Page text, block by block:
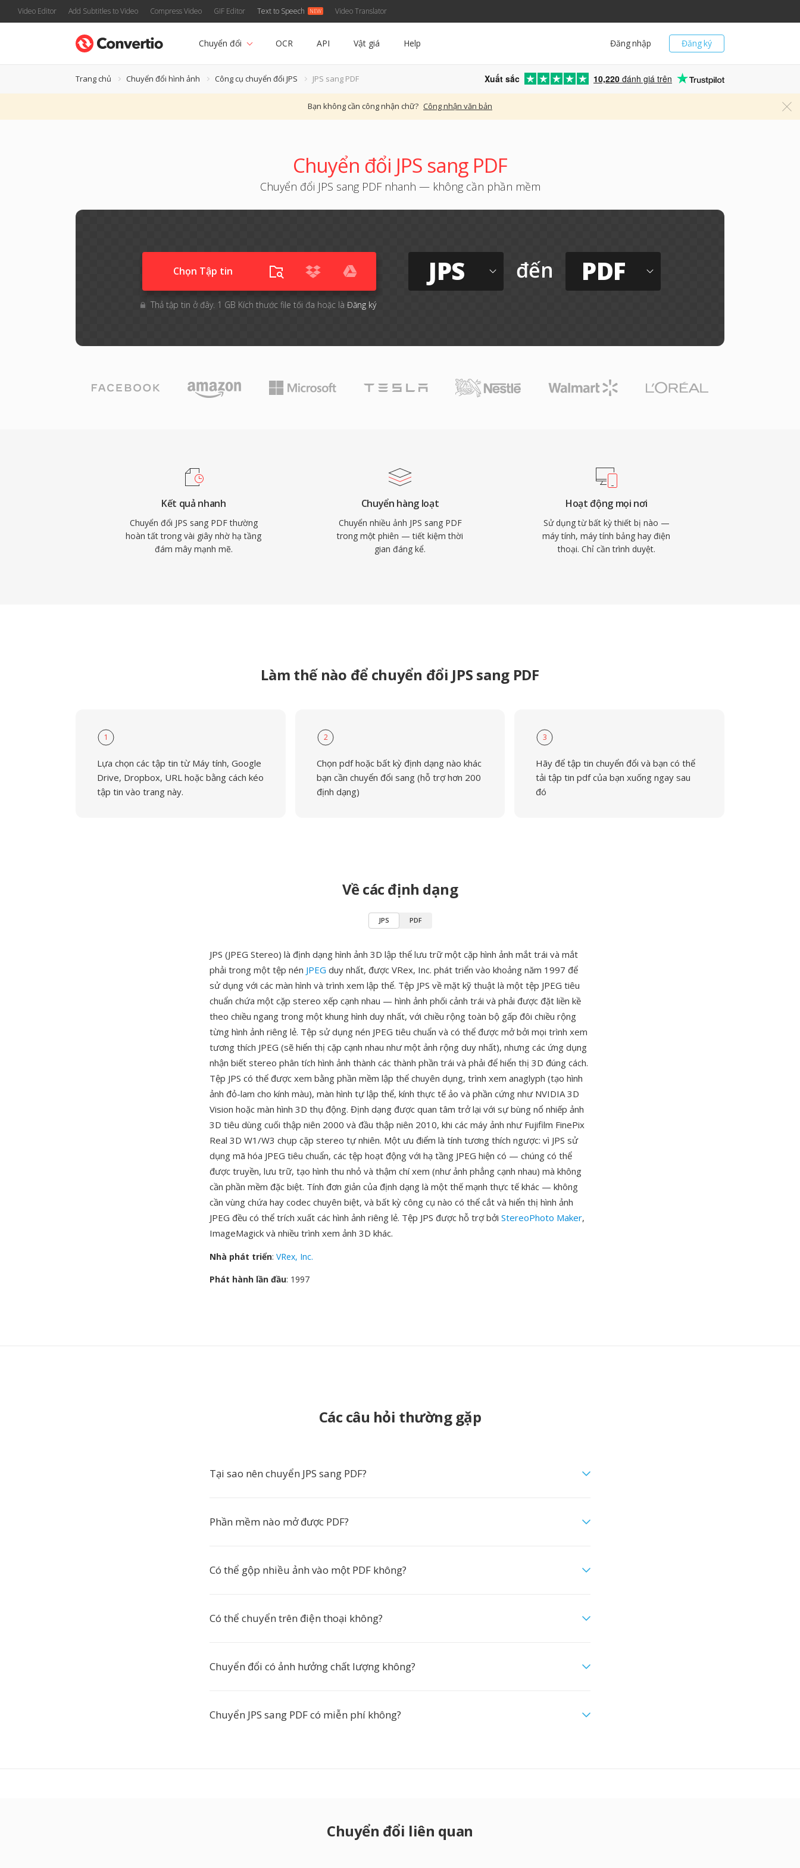
Video Editor Add Subtitles to Video Compress Video GIF Editor Text to Speech Video Translator
Đăng ký
Đăng nhập
Chuyển đổi OCR API Vật giá Help
Trang chủ Chuyển đổi hình ảnh Công cụ chuyển đổi JPS JPS sang PDF Xuất sắc 10,220 đánh giá trên
Bạn không cần công nhận chữ? Công nhận văn bản
Chuyển đổi JPS sang PDF
Chuyển đổi JPS sang PDF nhanh — không cần phần mềm
Chọn Tập tin
Thả tập tin ở đây. 1 GB Kích thước file tối đa hoặc là Đăng ký
JPS đến PDF
Kết quả nhanh
Chuyển đổi JPS sang PDF thường
hoàn tất trong vài giây nhờ hạ tầng
đám mây mạnh mẽ.
Chuyển hàng loạt
Chuyển nhiều ảnh JPS sang PDF
trong một phiên — tiết kiệm thời
gian đáng kể.
Hoạt động mọi nơi
Sử dụng từ bất kỳ thiết bị nào —
máy tính, máy tính bảng hay điện
thoại. Chỉ cần trình duyệt.
Làm thế nào để chuyển đổi JPS sang PDF
1
Lựa chọn các tập tin từ Máy tính, Google
Drive, Dropbox, URL hoặc bằng cách kéo
tập tin vào trang này.
2
Chọn pdf hoặc bất kỳ định dạng nào khác
bạn cần chuyển đổi sang (hỗ trợ hơn 200
định dạng)
3
Hãy để tập tin chuyển đổi và bạn có thể
tải tập tin pdf của bạn xuống ngay sau
đó
Về các định dạng
JPS PDF
JPS (JPEG Stereo) là định dạng hình ảnh 3D lập thể lưu trữ một cặp hình ảnh mắt trái và mắt
phải trong một tệp nén JPEG duy nhất, được VRex, Inc. phát triển vào khoảng năm 1997 để
sử dụng với các màn hình và trình xem lập thể. Tệp JPS về mặt kỹ thuật là một tệp JPEG tiêu
chuẩn chứa một cặp stereo xếp cạnh nhau — hình ảnh phối cảnh trái và phải được đặt liền kề
theo chiều ngang trong một khung hình duy nhất, với chiều rộng toàn bộ gấp đôi chiều rộng
từng hình ảnh riêng lẻ. Tệp sử dụng nén JPEG tiêu chuẩn và có thể được mở bởi mọi trình xem
tương thích JPEG (sẽ hiển thị cặp cạnh nhau như một ảnh rộng duy nhất), nhưng các ứng dụng
nhận biết stereo phân tích hình ảnh thành các thành phần trái và phải để hiển thị 3D đúng cách.
Tệp JPS có thể được xem bằng phần mềm lập thể chuyên dụng, trình xem anaglyph (tạo hình
ảnh đỏ-lam cho kính màu), màn hình tự lập thể, kính thực tế ảo và phần cứng như NVIDIA 3D
Vision hoặc màn hình 3D thụ động. Định dạng được quan tâm trở lại với sự bùng nổ nhiếp ảnh
3D tiêu dùng cuối thập niên 2000 và đầu thập niên 2010, khi các máy ảnh như Fujifilm FinePix
Real 3D W1/W3 chụp cặp stereo tự nhiên. Một ưu điểm là tính tương thích ngược: vì JPS sử
dụng mã hóa JPEG tiêu chuẩn, các tệp hoạt động với hạ tầng JPEG hiện có — chúng có thể
được truyền, lưu trữ, tạo hình thu nhỏ và thậm chí xem (như ảnh phẳng cạnh nhau) mà không
cần phần mềm đặc biệt. Tính đơn giản của định dạng là một thế mạnh thực tế khác — không
cần vùng chứa hay codec chuyên biệt, và bất kỳ công cụ nào có thể cắt và hiển thị hình ảnh
JPEG đều có thể trích xuất các hình ảnh riêng lẻ. Tệp JPS được hỗ trợ bởi StereoPhoto Maker,
ImageMagick và nhiều trình xem ảnh 3D khác.
Nhà phát triển: VRex, Inc.
Phát hành lần đầu: 1997
Các câu hỏi thường gặp
Tại sao nên chuyển JPS sang PDF?
Phần mềm nào mở được PDF?
Có thể gộp nhiều ảnh vào một PDF không?
Có thể chuyển trên điện thoại không?
Chuyển đổi có ảnh hưởng chất lượng không?
Chuyển JPS sang PDF có miễn phí không?
Chuyển đổi liên quan